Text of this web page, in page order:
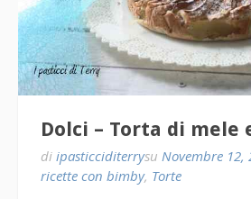
Dolci – Torta di mele
di ipasticciditerrysu Novembre 12,
ricette con bimby, Torte